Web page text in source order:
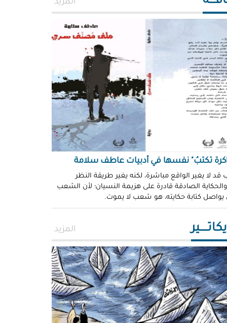
المزيد
تكتبُ" نفسها في أدبيات عاطف سلامة
قد لا يغير الواقع مباشرة، لكنه يغير طريقة النظر
والحكاية الصادقة قادرة على هزيمة النسيان؛ لأن الشعب
يواصل كتابة حكايته، هو شعب لا يموت.
المزيد